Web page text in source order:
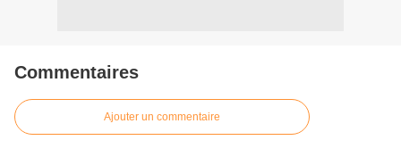
Commentaires
Ajouter un commentaire